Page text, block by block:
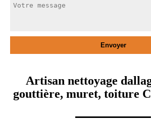
Artisan nettoyage
gouttière, muret, toiture